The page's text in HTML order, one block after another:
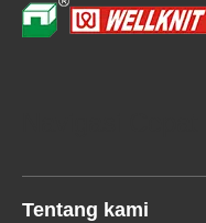
Tentang kami